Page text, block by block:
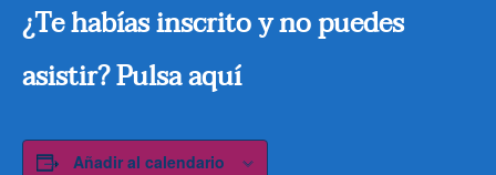
¿Te habías inscrito y no puedes
asistir? Pulsa aquí
Añadir al calendario